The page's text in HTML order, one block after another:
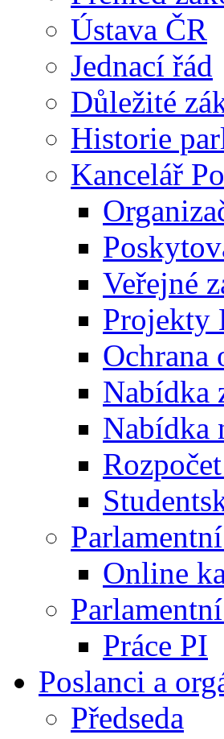
Ústava ČR
Jednací řád
Důležité
Historie
Kancelář
Veřejné
Projekty
Ochrana
Nabídka
Nabídka
Online
Práce PI
Poslanci a
Předseda